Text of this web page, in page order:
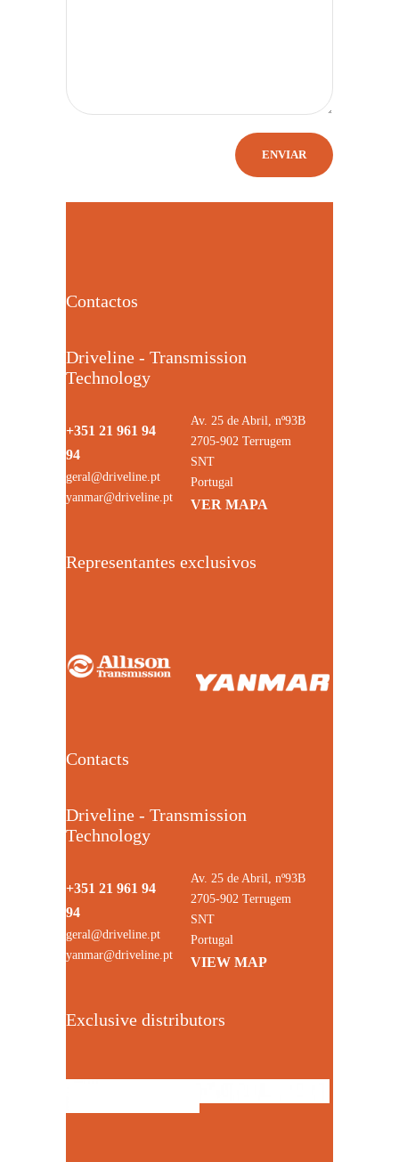
Contactos
Driveline - Transmission
Technology
+351 21 961 94
94
geral@driveline.pt
yanmar@driveline.pt
Av. 25 de Abril, nº93B
2705-902 Terrugem
SNT
Portugal
VER MAPA
Representantes exclusivos
Contacts
Driveline - Transmission
Technology
+351 21 961 94
94
geral@driveline.pt
yanmar@driveline.pt
Av. 25 de Abril, nº93B
2705-902 Terrugem
SNT
Portugal
VIEW MAP
Exclusive distributors